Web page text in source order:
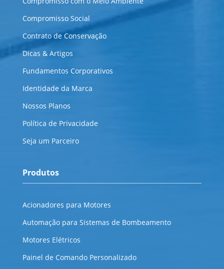
Compromisso Social
Contrato de Conservação
Dicas & Artigos
Fundamentos Corporativos
Identidade da Marca
Nossos Planos
Política de Privacidade
Seja um Parceiro
Produtos
Acionadores para Motores
Automação para Sistemas de Bombeamento
Motores Elétricos
Painel de Comando Personalizado